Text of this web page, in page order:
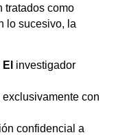
tratados como
lo sucesivo, la
investigador
con
confidencial a